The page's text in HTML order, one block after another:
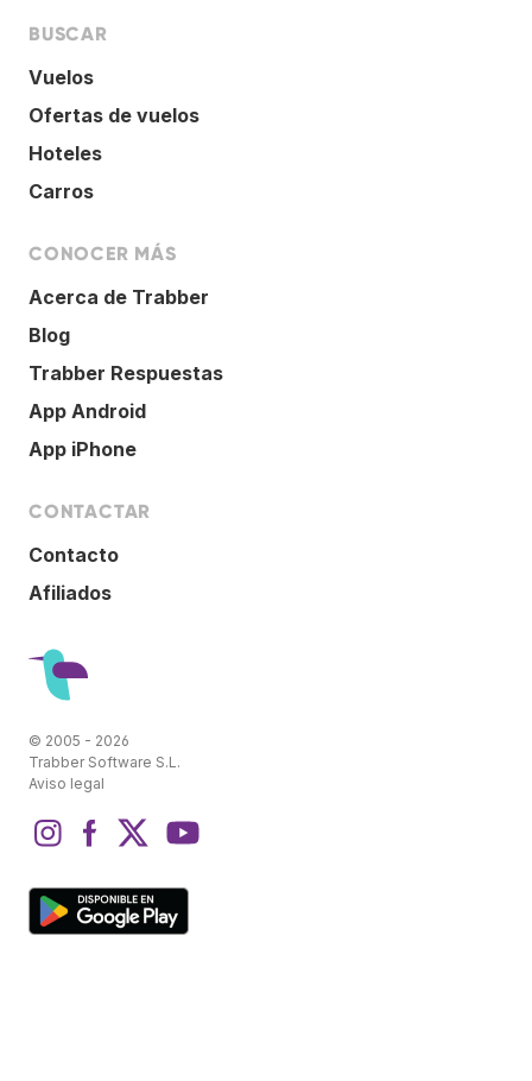
BUSCAR
Vuelos
Ofertas de vuelos
Hoteles
Carros
CONOCER MÁS
Acerca de Trabber
Blog
Trabber Respuestas
App Android
App iPhone
CONTACTAR
Contacto
Afiliados
© 2005 - 2026
Trabber Software S.L.
Aviso legal